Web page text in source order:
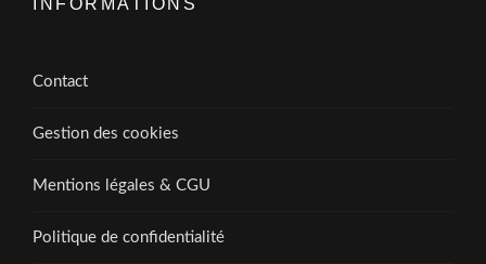
INFORMATIONS
Contact
Gestion des cookies
Mentions légales & CGU
Politique de confidentialité